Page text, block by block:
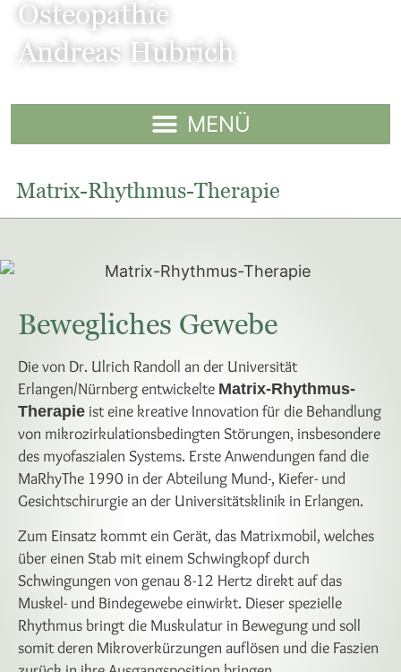
Osteopathie
Andreas Hubrich
Matrix-Rhythmus-Therapie
Bewegliches Gewebe
Die von Dr. Ulrich Randoll an der Universität
Erlangen/Nürnberg entwickelte Matrix-Rhythmus-
Therapie ist eine kreative Innovation für die Behandlung
von mikrozirkulationsbedingten Störungen, insbesondere
des myofaszialen Systems. Erste Anwendungen fand die
MaRhyThe 1990 in der Abteilung Mund-, Kiefer- und
Gesichtschirurgie an der Universitätsklinik in Erlangen.
Zum Einsatz kommt ein Gerät, das Matrixmobil, welches
über einen Stab mit einem Schwingkopf durch
Schwingungen von genau 8-12 Hertz direkt auf das
Muskel- und Bindegewebe einwirkt. Dieser spezielle
Rhythmus bringt die Muskulatur in Bewegung und soll
somit deren Mikroverkürzungen auflösen und die Faszien